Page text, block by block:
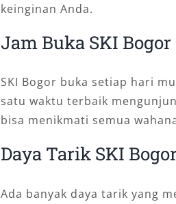
keinginan Anda.
Jam Buka SKI Bogor
SKI Bogor buka setiap hari
satu waktu terbaik
bisa menikmati semua
Daya Tarik SKI
Ada banyak daya tarik yang